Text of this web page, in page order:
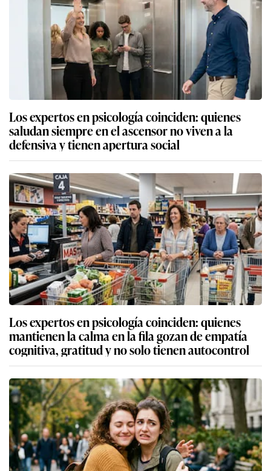
Los expertos en psicología coinciden: quienes
saludan siempre en el ascensor no viven a la
defensiva y tienen apertura social
Los expertos en psicología coinciden: quienes
mantienen la calma en la fila gozan de empatía
cognitiva, gratitud y no solo tienen autocontrol